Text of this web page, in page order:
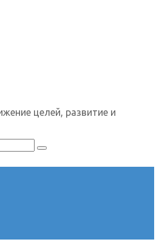
целей, развитие и